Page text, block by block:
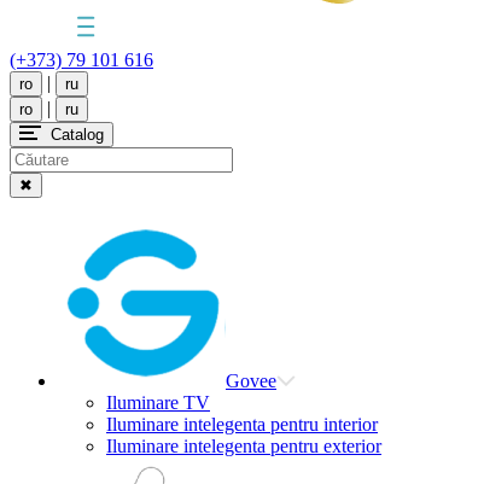
(+373) 79 101 616
ro |
ru
ro
|
ru
Catalog
✖
Govee
Iluminare TV
Iluminare intelegenta pentru interior
Iluminare intelegenta pentru exterior